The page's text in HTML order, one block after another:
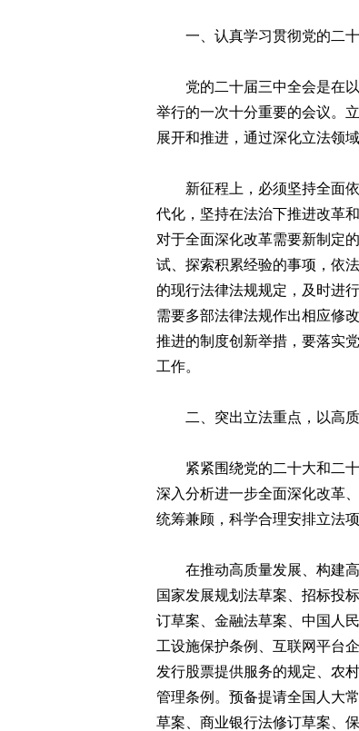
一、认真学习贯彻党的二十
党的二十届三中全会是在以
举行的一次十分重要的会议。
展开和推进，通过深化立法领
新征程上，必须坚持全面依
代化，坚持在法治下推进改革
对于全面深化改革需要新制定
试、探索积累经验的事项，依
的现行法律法规规定，及时进
需要多部法律法规作出相应修
推进的制度创新举措，要落实
工作。
二、突出立法重点，以高质
紧紧围绕党的二十大和二十
深入分析进一步全面深化改革
统筹兼顾，科学合理安排立法
在推动高质量发展、构建高
国家发展规划法草案、招标投
订草案、金融法草案、中国人
工设施保护条例、互联网平台
发行股票提供服务的规定、农
管理条例。预备提请全国人大
草案、商业银行法修订草案、